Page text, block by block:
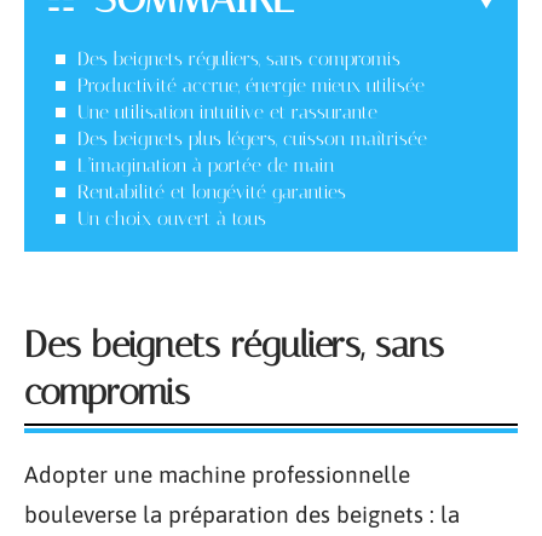
Des beignets réguliers, sans compromis
Productivité accrue, énergie mieux utilisée
Une utilisation intuitive et rassurante
Des beignets plus légers, cuisson maîtrisée
L’imagination à portée de main
Rentabilité et longévité garanties
Un choix ouvert à tous
Des beignets réguliers, sans
compromis
Adopter une machine professionnelle
bouleverse la préparation des beignets : la